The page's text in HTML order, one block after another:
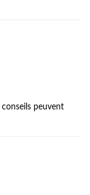
peuvent